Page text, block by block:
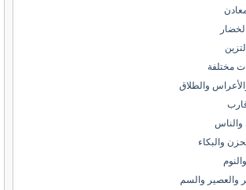
مختلفة
والطلاق
والناس
والبكاء
والعصير والسم